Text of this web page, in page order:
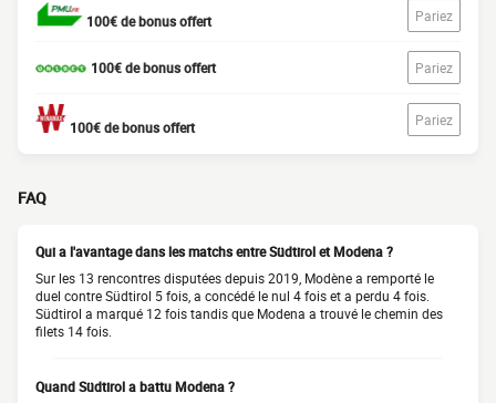
100€ de bonus offert Pariez
100€ de bonus offert Pariez
100€ de bonus offert Pariez
FAQ
Qui a l'avantage dans les matchs entre Südtirol et Modena ?
Sur les 13 rencontres disputées depuis 2019, Modène a remporté le
duel contre Südtirol 5 fois, a concédé le nul 4 fois et a perdu 4 fois.
Südtirol a marqué 12 fois tandis que Modena a trouvé le chemin des
filets 14 fois.
Quand Südtirol a battu Modena ?